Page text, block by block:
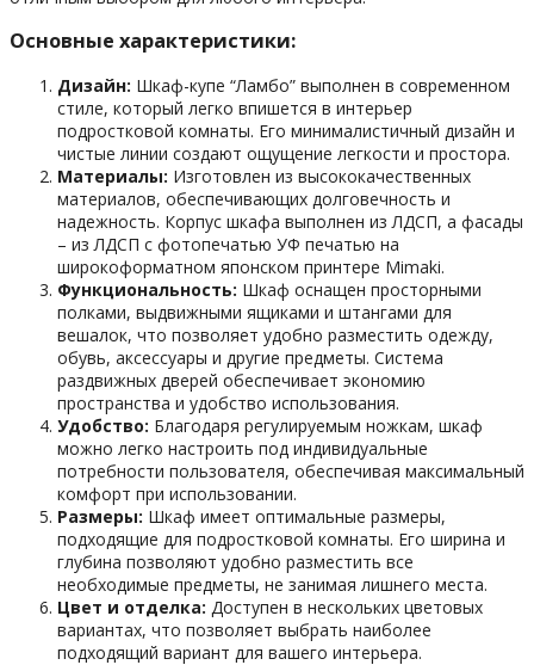
Основные характеристики:
Дизайн: Шкаф-купе “Ламбо” выполнен в современном
стиле, который легко впишется в интерьер
подростковой комнаты. Его минималистичный дизайн и
чистые линии создают ощущение легкости и простора.
Материалы: Изготовлен из высококачественных
материалов, обеспечивающих долговечность и
надежность. Корпус шкафа выполнен из ЛДСП, а фасады
– из ЛДСП с фотопечатью УФ печатью на
широкоформатном японском принтере Mimaki.
Функциональность: Шкаф оснащен просторными
полками, выдвижными ящиками и штангами для
вешалок, что позволяет удобно разместить одежду,
обувь, аксессуары и другие предметы. Система
раздвижных дверей обеспечивает экономию
пространства и удобство использования.
Удобство: Благодаря регулируемым ножкам, шкаф
можно легко настроить под индивидуальные
потребности пользователя, обеспечивая максимальный
комфорт при использовании.
Размеры: Шкаф имеет оптимальные размеры,
подходящие для подростковой комнаты. Его ширина и
глубина позволяют удобно разместить все
необходимые предметы, не занимая лишнего места.
Цвет и отделка: Доступен в нескольких цветовых
вариантах, что позволяет выбрать наиболее
подходящий вариант для вашего интерьера.